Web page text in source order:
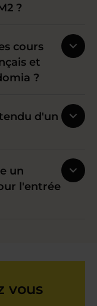
?
cours
et
?
d'un
un
l'entrée
vous